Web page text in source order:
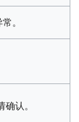
。
认。